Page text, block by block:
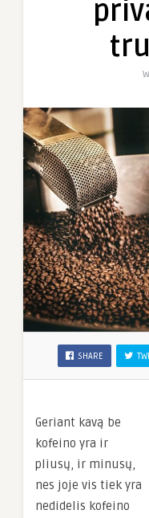
SHARE
Geriant kavą be
kofeino yra ir
pliusų, ir minusų,
nes joje vis tiek yra
nedidelis kofeino